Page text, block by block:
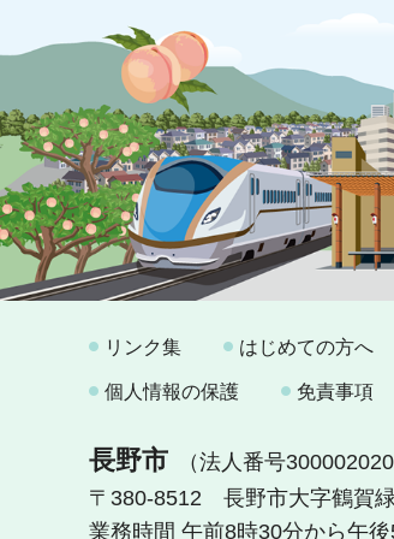
リンク集 はじめての方へ
個人情報の保護 免責事項
長野市
（法人番号
〒380-8512 長野市大字鶴賀
業務時間 午前8時30分から午